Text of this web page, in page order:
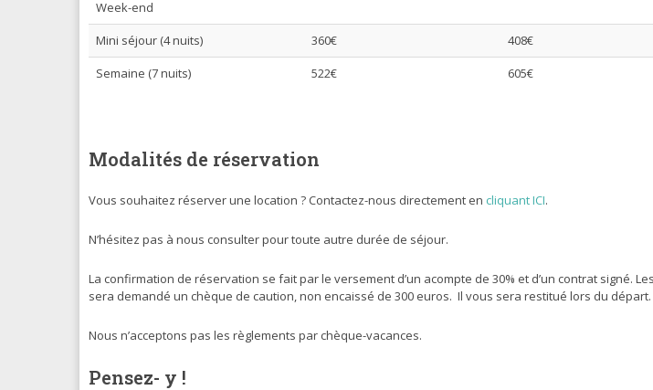
Week-end
Mini séjour (4 nuits)
360€ 408€
Semaine (7 nuits)
522€ 605€
Modalités de réservation
Vous souhaitez réserver une location ? Contactez-nous directement en cliquant ICI.
N’hésitez pas à nous consulter pour toute autre durée de séjour.
La confirmation de réservation se fait par le versement d’un acompte de 30% et d’un contrat signé.
sera demandé un chèque de caution, non encaissé de 300 euros. Il vous sera restitué lors du départ.
Nous n’acceptons pas les règlements par chèque-vacances.
Pensez- y !